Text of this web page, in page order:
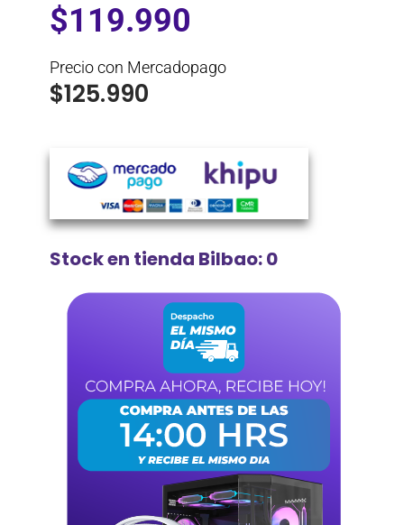
$119.990
Precio con Mercadopago
$125.990
Stock en tienda Bilbao: 0